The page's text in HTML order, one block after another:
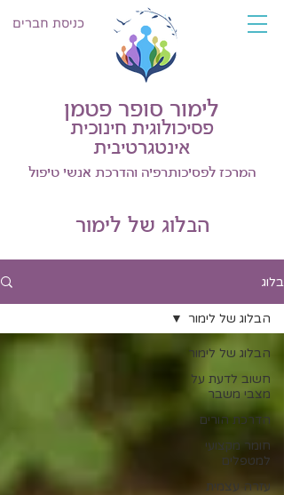
לימור סופר פטמן
פסיכולוגית חינוכית
אינטגרטיבית
המרכז לפסיכותרפיה והדרכת אנשי טיפול
כניסת חברים
הבלוג של לימור
בלוג
הבלוג של לימור
חשוב לדעת על
מצבי משבר
הדרכת הורים
חומר מקצועי
למטפלים
עזרה עצמית
הבלוג של לימור